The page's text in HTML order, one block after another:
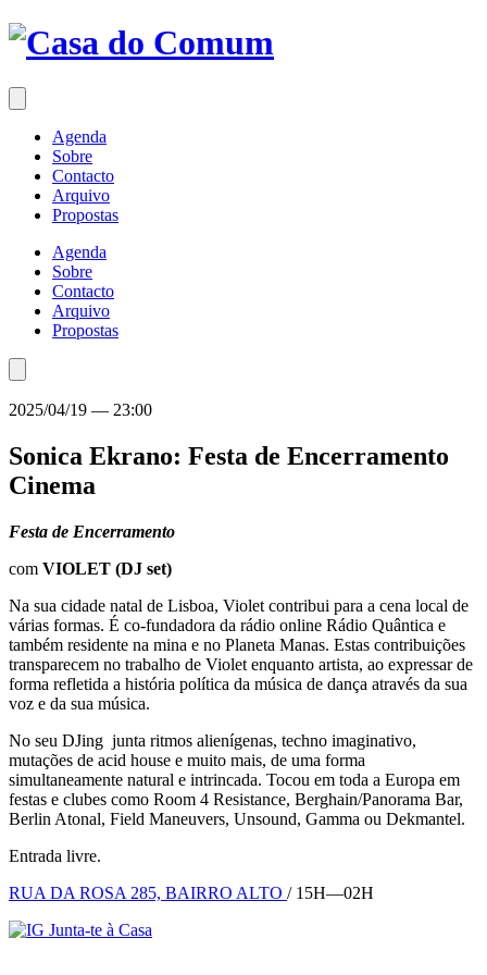
Saltar
para
conteúdo
Agenda
Sobre
Contacto
Arquivo
Propostas
Agenda
Sobre
Contacto
Arquivo
Propostas
2025/04/19 — 23:00
Sonica Ekrano: Festa de Encerramento
Cinema
Festa de Encerramento
com VIOLET (DJ set)
Na sua cidade natal de Lisboa, Violet contribui para a cena local de
várias formas. É co-fundadora da rádio online Rádio Quântica e
também residente na mina e no Planeta Manas. Estas contribuições
transparecem no trabalho de Violet enquanto artista, ao expressar de
forma refletida a história política da música de dança através da sua
voz e da sua música.
No seu DJing junta ritmos alienígenas, techno imaginativo,
mutações de acid house e muito mais, de uma forma
simultaneamente natural e intrincada. Tocou em toda a Europa em
festas e clubes como Room 4 Resistance, Berghain/Panorama Bar,
Berlin Atonal, Field Maneuvers, Unsound, Gamma ou Dekmantel.
Entrada livre.
RUA DA ROSA 285, BAIRRO ALTO / 15H—02H
Junta-te à Casa